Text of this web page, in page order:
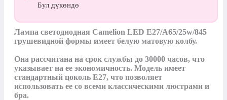
Бул дүкөндө
Лампа светодиодная Camelion LED E27/A65/25w/845
грушевидной формы имеет белую матовую колбу.
Она рассчитана на срок службы до 30000 часов, что
указывает на ее экономичность. Модель имеет
стандартный цоколь Е27, что позволяет
использовать ее со всеми классическими люстрами и
бра.